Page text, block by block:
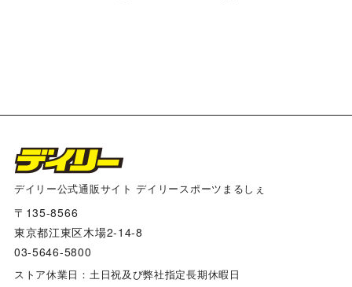
デイリー公式通販サイト デイリースポーツまるしぇ
〒135-8566
東京都江東区木場2-14-8
03-5646-5800
ストア休業日：土日祝及び弊社指定長期休暇日